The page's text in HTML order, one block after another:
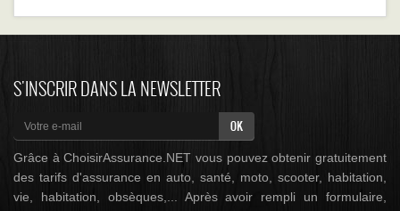
S'INSCRIR DANS LA NEWSLETTER
Grâce à ChoisirAssurance.NET vous pouvez obtenir gratuitement
des tarifs d'assurance en auto, santé, moto, scooter, habitation,
vie, habitation, obsèques,... Après avoir rempli un formulaire,